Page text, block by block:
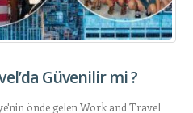
Güvenilir mi ?
önde gelen Work and Travel